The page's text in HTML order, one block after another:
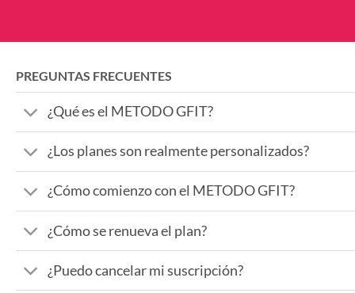
PREGUNTAS FRECUENTES
¿Qué es el METODO GFIT?
¿Los planes son realmente personalizados?
¿Cómo comienzo con el METODO GFIT?
¿Cómo se renueva el plan?
¿Puedo cancelar mi suscripción?